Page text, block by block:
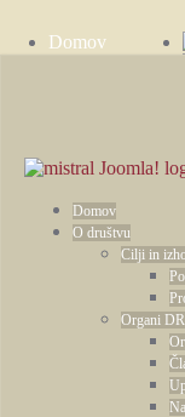
Domov
Domov
O društvu
Cilji in
Organi